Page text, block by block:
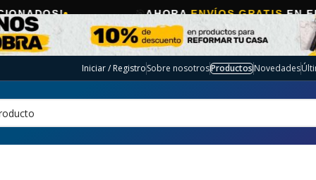
🎯AHORAENVÍOS GRATISEN ELECTRO
Iniciar / RegistroSobre nosotrosProductosNovedades